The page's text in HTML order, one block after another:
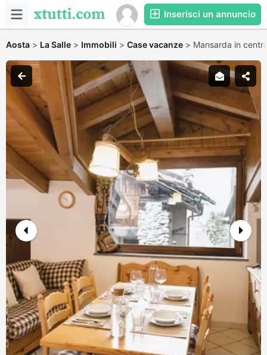
Inserisci un annuncio
Aosta > La Salle > Immobili > Case vacanze > Mansarda in